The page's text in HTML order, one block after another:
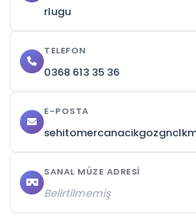
rlugu
TELEFON
0368 613 35 36
E-POSTA
SANAL MÜZE ADRESI
Belirtilmemiş